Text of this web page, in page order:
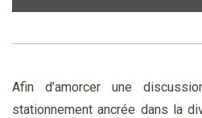
Afin d’amorcer une
stationnement ancrée dans la